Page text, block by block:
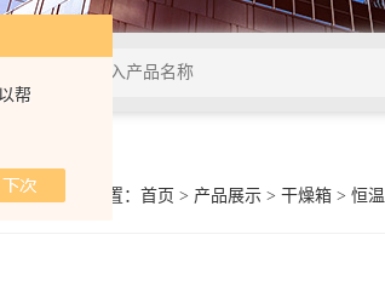
帮
你的位置： 首页 > 产品展示> 干燥箱> 恒